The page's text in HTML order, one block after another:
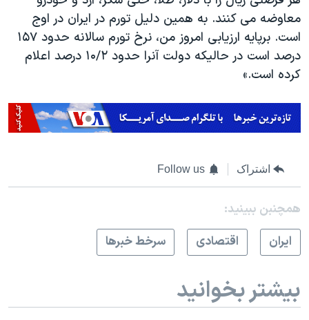
معاوضه می کنند. به همین دلیل تورم در ایران در اوج
است. برپایه ارزیابی امروز من، نرخ تورم سالانه حدود ۱۵۷
درصد است در حالیکه دولت آنرا حدود ۱۰/۲ درصد اعلام
کرده است.»
اشتراک Follow us
همچنبن ببینید:
ايران
اقتصادی سرخط خبرها
بیشتر بخوانید